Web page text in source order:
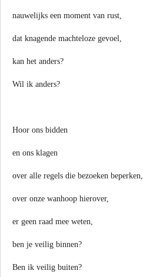
nauwelijks een moment van rust,
dat knagende machteloze gevoel,
kan het anders?
Wil ik anders?
Hoor ons bidden
en ons klagen
over alle regels die bezoeken beperken,
over onze wanhoop hierover,
er geen raad mee weten,
ben je veilig binnen?
Ben ik veilig buiten?